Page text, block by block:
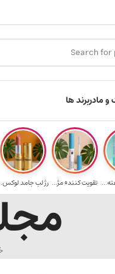
ارسال رایگان برای خرید
مادربرند ها
تقویت‌ کننده مژ... رژ لب جامد